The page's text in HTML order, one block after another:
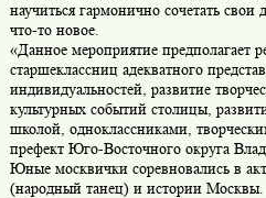
научиться гармонично сочетать
что-то новое.
«Данное мероприятие предполагает
старшеклассниц адекватного
индивидуальностей, развитие
культурных событий столицы,
школой, одноклассниками,
префект Юго-Восточного округа
Юные москвички соревновались в
(народный танец) и истории Москвы.